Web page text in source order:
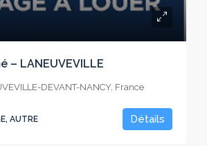
– LANEUVEVILLE
DEVANT-NANCY, France
AUTRE Détails